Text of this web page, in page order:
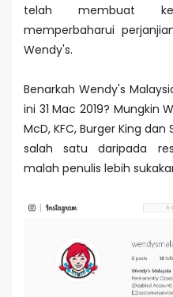
telah membuat
memperbaharui
Wendy's.
Benarkah Wendy's
ini 31 Mac 2019? Mungkin
McD, KFC, Burger King
salah satu daripada
malah penulis lebih